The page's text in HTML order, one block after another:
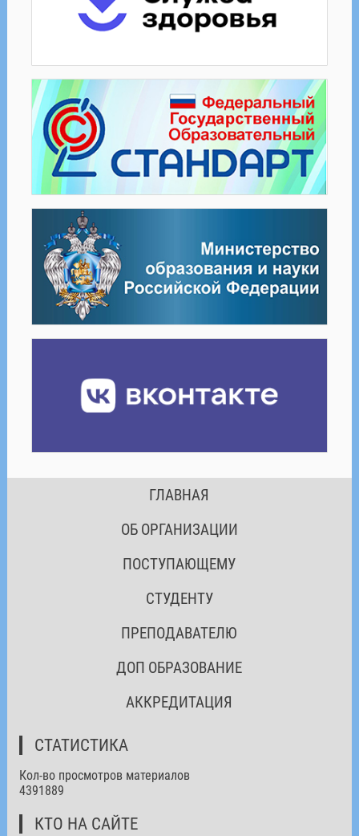
ГЛАВНАЯ
ОБ ОРГАНИЗАЦИИ
ПОСТУПАЮЩЕМУ
СТУДЕНТУ
ПРЕПОДАВАТЕЛЮ
ДОП ОБРАЗОВАНИЕ
АККРЕДИТАЦИЯ
СТАТИСТИКА
Кол-во просмотров материалов
4391889
КТО НА САЙТЕ